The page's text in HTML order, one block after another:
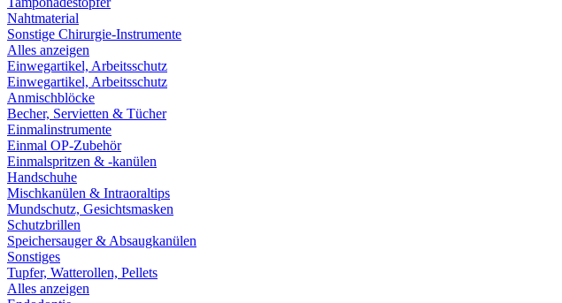
Nahtmaterial
Sonstige Chirurgie-Instrumente
Alles anzeigen
Einwegartikel, Arbeitsschutz
Einwegartikel, Arbeitsschutz
Anmischblöcke
Becher, Servietten & Tücher
Einmalinstrumente
Einmal OP-Zubehör
Einmalspritzen & -kanülen
Handschuhe
Mischkanülen & Intraoraltips
Mundschutz, Gesichtsmasken
Schutzbrillen
Speichersauger & Absaugkanülen
Sonstiges
Tupfer, Watterollen, Pellets
Alles anzeigen